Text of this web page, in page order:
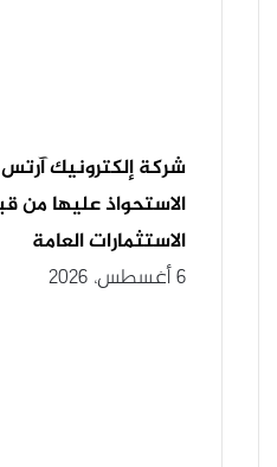
شركة إلكترونيك
الاستحواذ عليها من
الاستثمارات العامة
6 أغسطس، 2026